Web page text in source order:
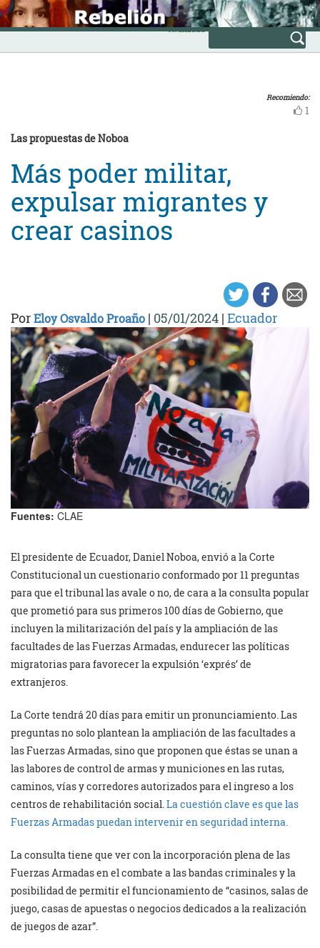
Skip
to
content
INICIO
Avanzada
Recomiendo:
1
Las propuestas de Noboa
Más poder militar,
expulsar migrantes y
crear casinos
PorEloy Osvaldo Proaño | 05/01/2024 | Ecuador
Fuentes: CLAE
El presidente de Ecuador, Daniel Noboa, envió a la Corte
Constitucional un cuestionario conformado por 11 preguntas
para que el tribunal las avale o no, de cara a la consulta popular
que prometió para sus primeros 100 días de Gobierno, que
incluyen la militarización del país y la ampliación de las
facultades de las Fuerzas Armadas, endurecer las políticas
migratorias para favorecer la expulsión ‘exprés’ de
extranjeros.
La Corte tendrá 20 días para emitir un pronunciamiento. Las
preguntas no solo plantean la ampliación de las facultades a
las Fuerzas Armadas, sino que proponen que éstas se unan a
las labores de control de armas y municiones en las rutas,
caminos, vías y corredores autorizados para el ingreso a los
centros de rehabilitación social.La cuestión clave es que las
Fuerzas Armadas puedan intervenir en seguridad interna.
La consulta tiene que ver con la incorporación plena de las
Fuerzas Armadas en el combate a las bandas criminales y la
posibilidad de permitir el funcionamiento de “casinos, salas de
juego, casas de apuestas o negocios dedicados a la realización
de juegos de azar”.